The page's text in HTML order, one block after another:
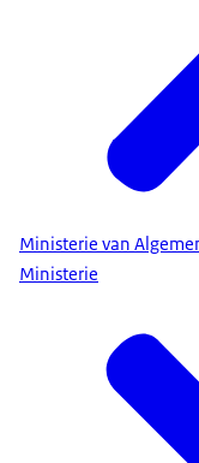
Ministerie van
Ministerie